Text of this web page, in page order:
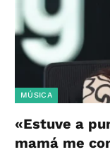
MÚSICA
«Estuve a
mamá me